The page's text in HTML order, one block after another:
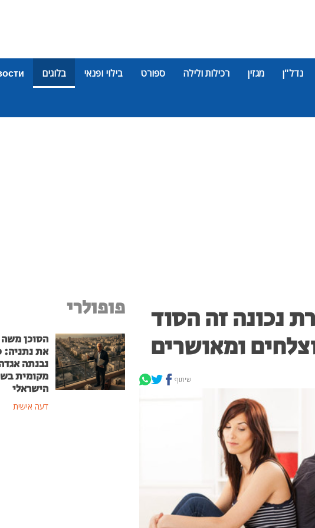
נדל"ן מגזין רכילות ולילה ספורט בילוי ופנאי בלוגים
נכונה זה הסוד
ומאושרים
שיתוף
פופולרי
הסוכן
את נתניה:
נבנתה
מקומית
הישראלי
דעה אישית